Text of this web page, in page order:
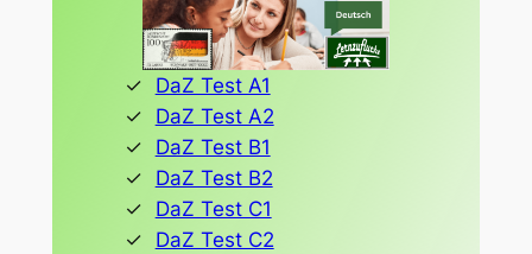
DaZ Test A1
DaZ Test A2
DaZ Test B1
DaZ Test B2
DaZ Test C1
DaZ Test C2